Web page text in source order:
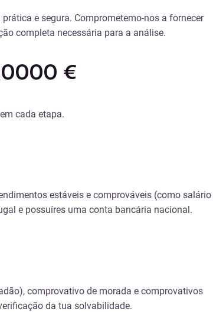
e segura. Comprometemo-nos a fornecer
completa necessária para a análise.
€
cada etapa.
estáveis e comprováveis (como salário
e possuíres uma conta bancária nacional.
comprovativo de morada e comprovativos
da tua solvabilidade.